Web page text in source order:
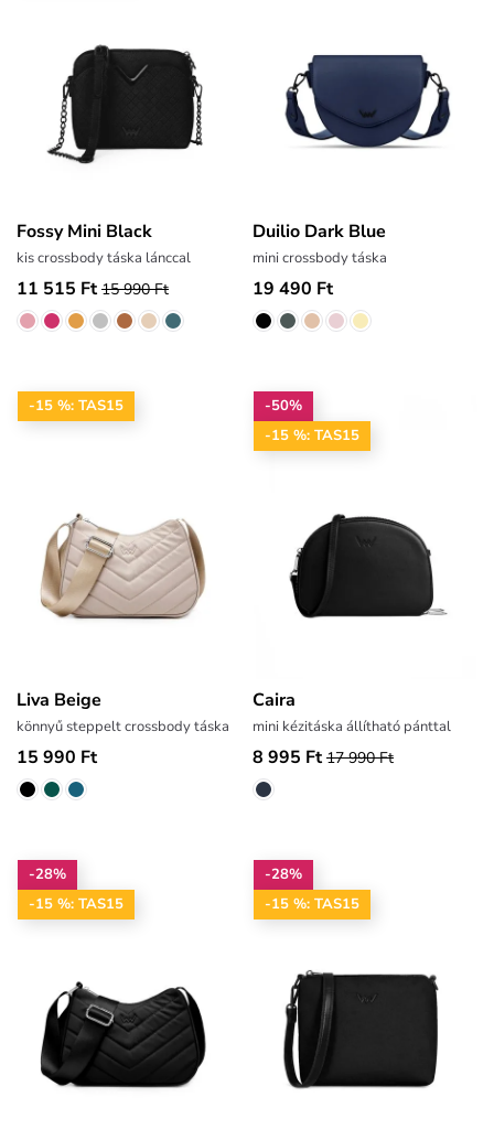
Fossy Mini Black
kis crossbody táska lánccal
11 515 Ft 15 990 Ft
Duilio Dark Blue
mini crossbody táska
19 490 Ft
-15 %: TAS15
Liva Beige
könnyű steppelt crossbody táska
15 990 Ft
-50%
-15 %: TAS15
Caira
mini kézitáska állítható pánttal
8 995 Ft 17 990 Ft
-28%
-15 %: TAS15
-28%
-15 %: TAS15